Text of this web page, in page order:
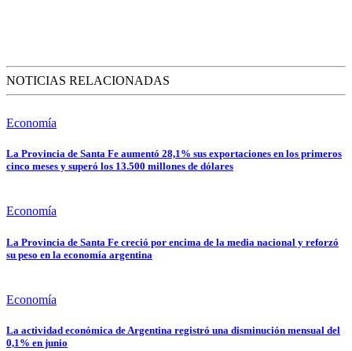
NOTICIAS RELACIONADAS
Economía
La Provincia de Santa Fe aumentó 28,1% sus exportaciones en los primeros
cinco meses y superó los 13.500 millones de dólares
Economía
La Provincia de Santa Fe creció por encima de la media nacional y reforzó
su peso en la economía argentina
Economía
La actividad económica de Argentina registró una disminución mensual del
0,1% en junio